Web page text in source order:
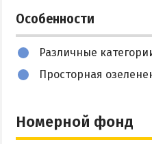
Веб-камеры Бердянска
Цены в Бердянске 2026
Питание в Бердянске
Развлечения в Бердянске
ОТЕЛИ И БАЗЫ ОТДЫХА
Особенности
Различные
Просторная
Номерной фонд